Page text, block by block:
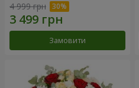
4 999 грн
Замовити